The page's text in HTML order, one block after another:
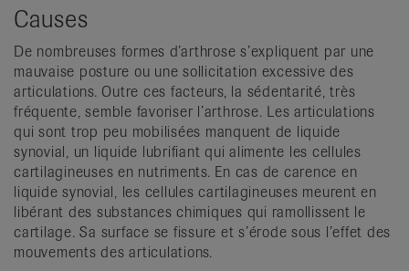
Causes
De nombreuses formes d’arthrose s’expliquent par une
mauvaise posture ou une sollicitation excessive des
articulations. Outre ces facteurs, la sédentarité, très
fréquente, semble favoriser l’arthrose. Les articulations
qui sont trop peu mobilisées manquent de liquide
synovial, un liquide lubrifiant qui alimente les cellules
cartilagineuses en nutriments. En cas de carence en
liquide synovial, les cellules cartilagineuses meurent en
libérant des substances chimiques qui ramollissent le
cartilage. Sa surface se fissure et s’érode sous l’effet des
mouvements des articulations.